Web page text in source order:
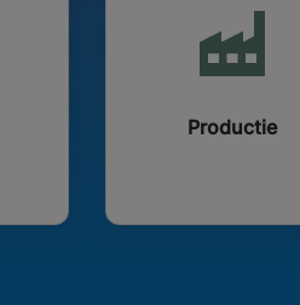
Productie